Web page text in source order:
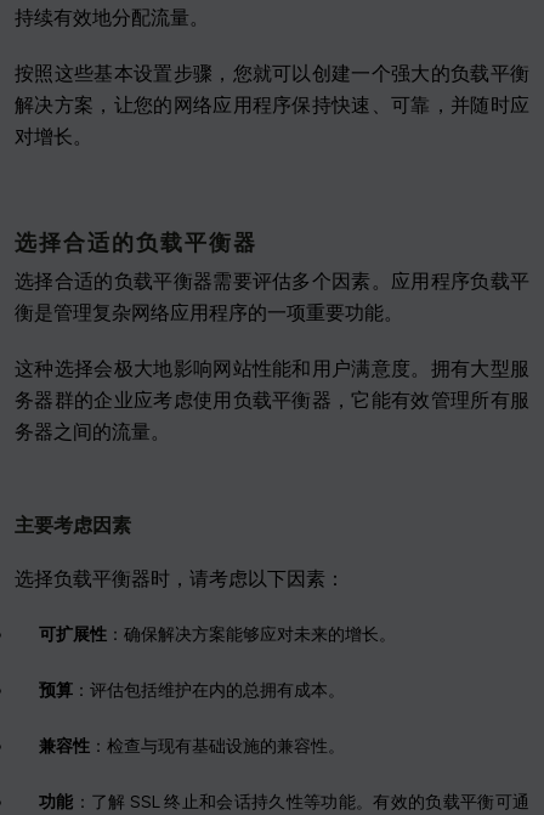
持续有效地分配流量。
按照这些基本设置步骤，您就可以创建一个强大的负载平衡
解决方案，让您的网络应用程序保持快速、可靠，并随时应
对增长。
选择合适的负载平衡器
选择合适的负载平衡器需要评估多个因素。应用程序负载平
衡是管理复杂网络应用程序的一项重要功能。
这种选择会极大地影响网站性能和用户满意度。拥有大型服
务器群的企业应考虑使用负载平衡器，它能有效管理所有服
务器之间的流量。
主要考虑因素
选择负载平衡器时，请考虑以下因素：
可扩展性 ：确保解决方案能够应对未来的增长。
预算 ：评估包括维护在内的总拥有成本。
兼容性 ：检查与现有基础设施的兼容性。
功能 ：了解 SSL 终止和会话持久性等功能。有效的负载平衡可通